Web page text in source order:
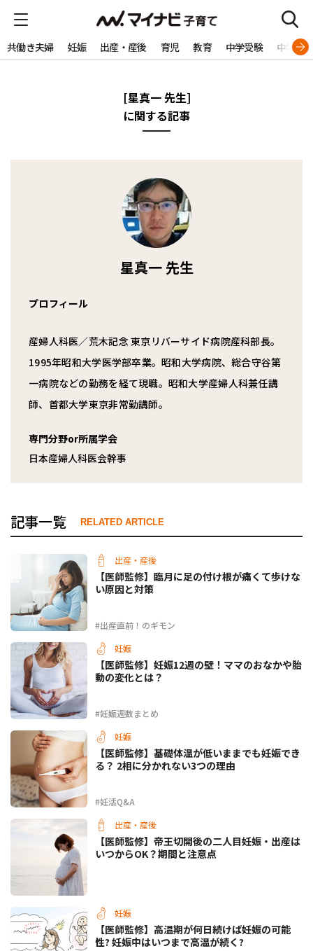
共働き夫婦 妊娠 出産・産後 育児 教育 中学受験 中学生
[星真一 先生]
に関する記事
星真一 先生
プロフィール
産婦人科医／荒木記念 東京リバーサイド病院産科部長。
1995年昭和大学医学部卒業。昭和大学病院、総合守谷第
一病院などの勤務を経て現職。昭和大学産婦人科兼任講
師、首都大学東京非常勤講師。
専門分野or所属学会
日本産婦人科医会幹事
記事一覧 RELATED ARTICLE
出産・産後
#出産直前！のギモン
【医師監修】臨月に足の付け根が痛くて歩けな
い原因と対策
妊娠
#妊娠週数まとめ
【医師監修】妊娠12週の壁！ママのおなかや胎
動の変化とは？
妊娠
#妊活Q&A
【医師監修】基礎体温が低いままでも妊娠でき
る？ 2相に分かれない3つの理由
出産・産後
【医師監修】帝王切開後の二人目妊娠・出産は
いつからOK？期間と注意点
妊娠
【医師監修】高温期が何日続けば妊娠の可能
性? 妊娠中はいつまで高温が続く?